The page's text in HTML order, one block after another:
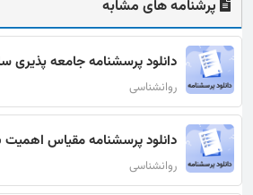
پرشنامه های مشابه
دانلود پرسشنامه جامعه پذیری
روانشناسی
دانلود پرسشنامه مقیاس اهمیت
روانشناسی